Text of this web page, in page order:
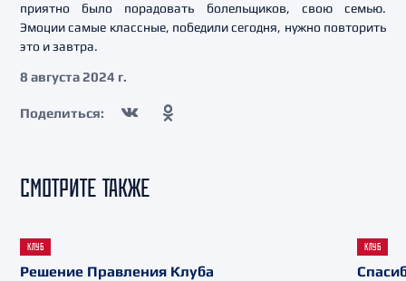
приятно было порадовать болельщиков, свою семью.
Эмоции самые классные, победили сегодня, нужно повторить
это и завтра.
8 августа 2024 г.
Поделиться:
СМОТРИТЕ ТАКЖЕ
КЛУБ
Решение Правления Клуба
КЛУБ